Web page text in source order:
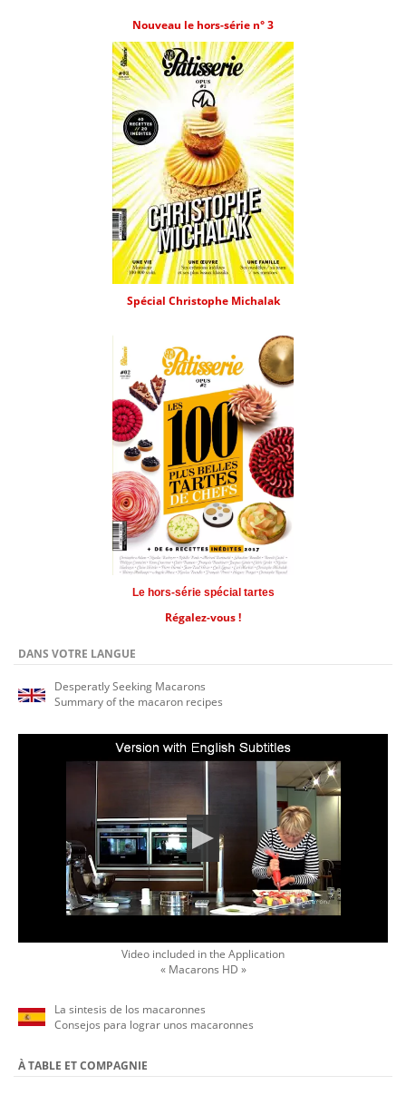
Nouveau le hors-série n° 3
Spécial Christophe Michalak
Le hors-série spécial tartes
Régalez-vous !
DANS VOTRE LANGUE
Desperatly Seeking Macarons
Summary of the macaron recipes
Video included in the Application
« Macarons HD »
La sintesis de los macaronnes
Consejos para lograr unos macaronnes
À TABLE ET COMPAGNIE